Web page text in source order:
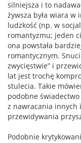
silniejsza i to
żywsza była wiara
ludzkość (np. w
romantyzmu; jeden
ona powstała
romantycznym.
zwycięstwie” i
lat jest trochę
stulecia. Takie
podobne
z nawracania innych
przewidywania
Podobnie